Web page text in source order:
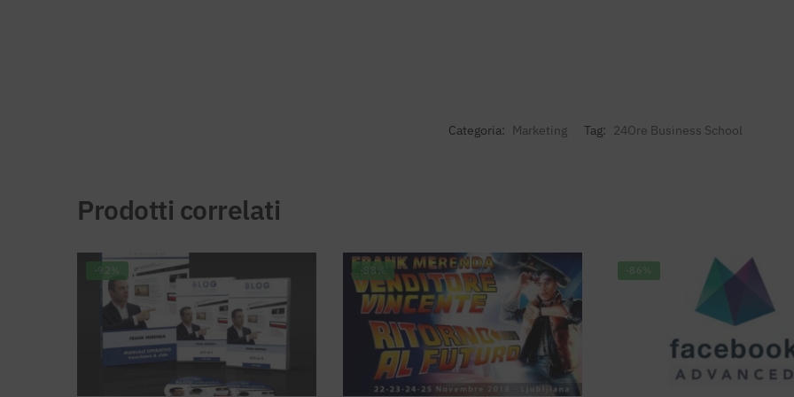
Categoria: Marketing Tag: 24Ore Business School
Prodotti correlati
-92% -88% -86%